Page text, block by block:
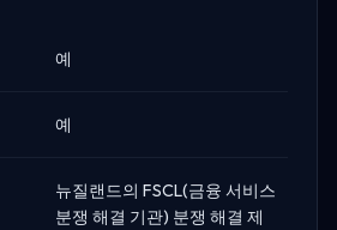
예
예
뉴질랜드의 FSCL(금융 서비스
분쟁 해결 기관) 분쟁 해결 제